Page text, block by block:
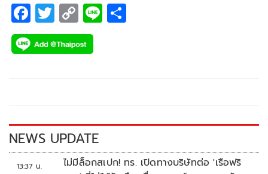
F
ac
e
k
T
wi
tt
C
o
p
k
Li
NEWS UPDATE
13:37 น.
ไม่มีล็อกสเปก! ทร. เปิดทางบริษัทต่อ 'เรือฟริ